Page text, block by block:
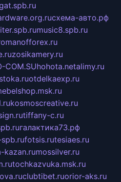
схема-авто.рф
music8.spb.ru
zosikamery.ru
COM.SUhohota.netalimy.ru
otdelkaexp.ru
kosmoscreative.ru
tiffany-c.ru
галактика73.рф
fotsis.rutesiaes.ru
kazan.rumossilver.ru
tochkazvuka.msk.ru
clubtibet.ruorior-aks.ru